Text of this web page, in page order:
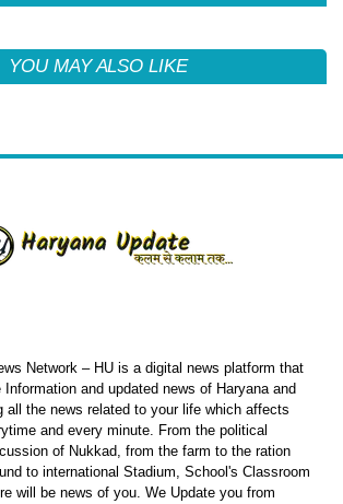
YOU MAY ALSO LIKE
Network – HU is a digital news platform that
and updated news of Haryana and
all the news related to your life which affects
and every minute. From the political
of Nukkad, from the farm to the ration
to international Stadium, School's Classroom
will be news of you. We Update you from